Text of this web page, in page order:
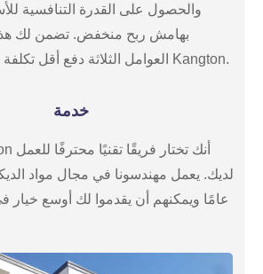
والحصول على القدرة التنافسية
العوامل الثلاثة دفع أقل تكلفة من خلال العمل مع Kangton.
خدمة
عامًا ويمكنهم أن يقدموا لك أوسع خيار